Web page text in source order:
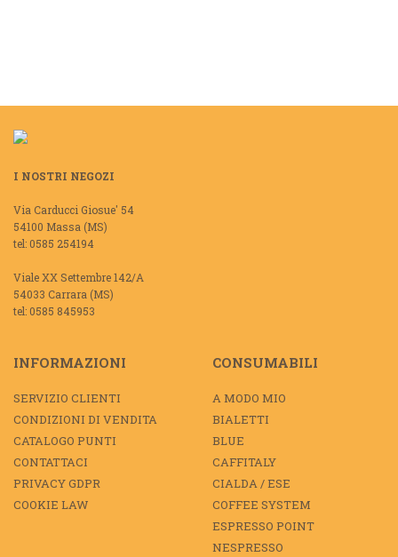
I NOSTRI NEGOZI
Via Carducci Giosue' 54
54100 Massa (MS)
tel: 0585 254194
Viale XX Settembre 142/A
54033 Carrara (MS)
tel: 0585 845953
INFORMAZIONI
SERVIZIO CLIENTI
CONDIZIONI DI VENDITA
CATALOGO PUNTI
CONTATTACI
PRIVACY GDPR
COOKIE LAW
CONSUMABILI
A MODO MIO
BIALETTI
BLUE
CAFFITALY
CIALDA / ESE
COFFEE SYSTEM
ESPRESSO POINT
NESPRESSO